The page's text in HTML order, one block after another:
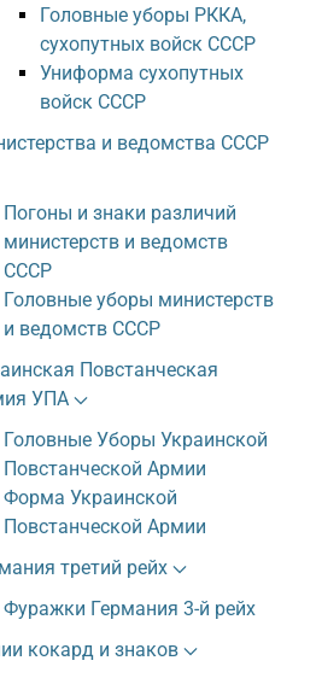
Головные уборы РККА,
сухопутных войск СССР
Униформа сухопутных
войск СССР
и ведомства СССР
Погоны и знаки различий
министерств и ведомств
СССР
Головные уборы министерств
и ведомств СССР
Повстанческая
УПА
Головные Уборы Украинской
Повстанческой Армии
Форма Украинской
Повстанческой Армии
третий рейх
Фуражки Германия 3-й рейх
кокард и знаков